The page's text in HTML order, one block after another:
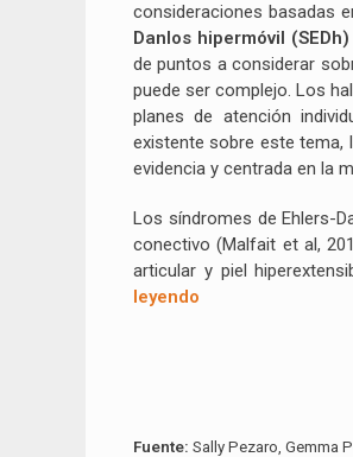
consideraciones basadas
Danlos hipermóvil (SEDh)
de puntos a considerar
puede ser complejo. Los
planes de atención
existente sobre este tema,
evidencia y centrada en la
Los síndromes de Ehlers-
conectivo (Malfait et al,
articular y piel
leyendo
Fuente: Sally Pezaro, Gemma